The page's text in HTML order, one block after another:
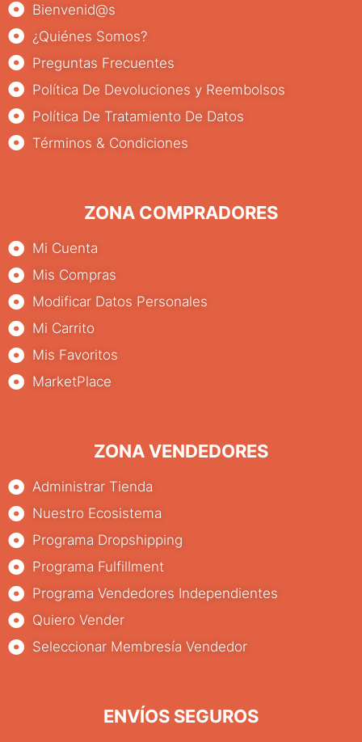
Bienvenid@s
¿Quiénes Somos?
Preguntas Frecuentes
Política De Devoluciones y Reembolsos
Política De Tratamiento De Datos
Términos & Condiciones
ZONA COMPRADORES
Mi Cuenta
Mis Compras
Modificar Datos Personales
Mi Carrito
Mis Favoritos
MarketPlace
ZONA VENDEDORES
Administrar Tienda
Nuestro Ecosistema
Programa Dropshipping
Programa Fulfillment
Programa Vendedores Independientes
Quiero Vender
Seleccionar Membresía Vendedor
ENVÍOS SEGUROS